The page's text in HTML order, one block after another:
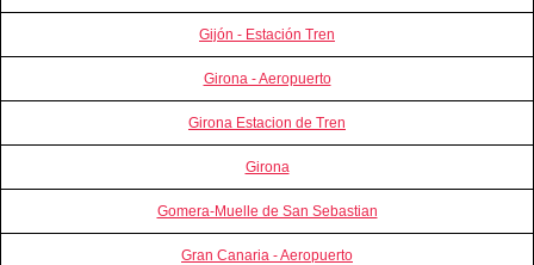
Gijón - Estación Tren
Girona - Aeropuerto
Girona Estacion de Tren
Girona
Gomera-Muelle de San Sebastian
Gran Canaria - Aeropuerto